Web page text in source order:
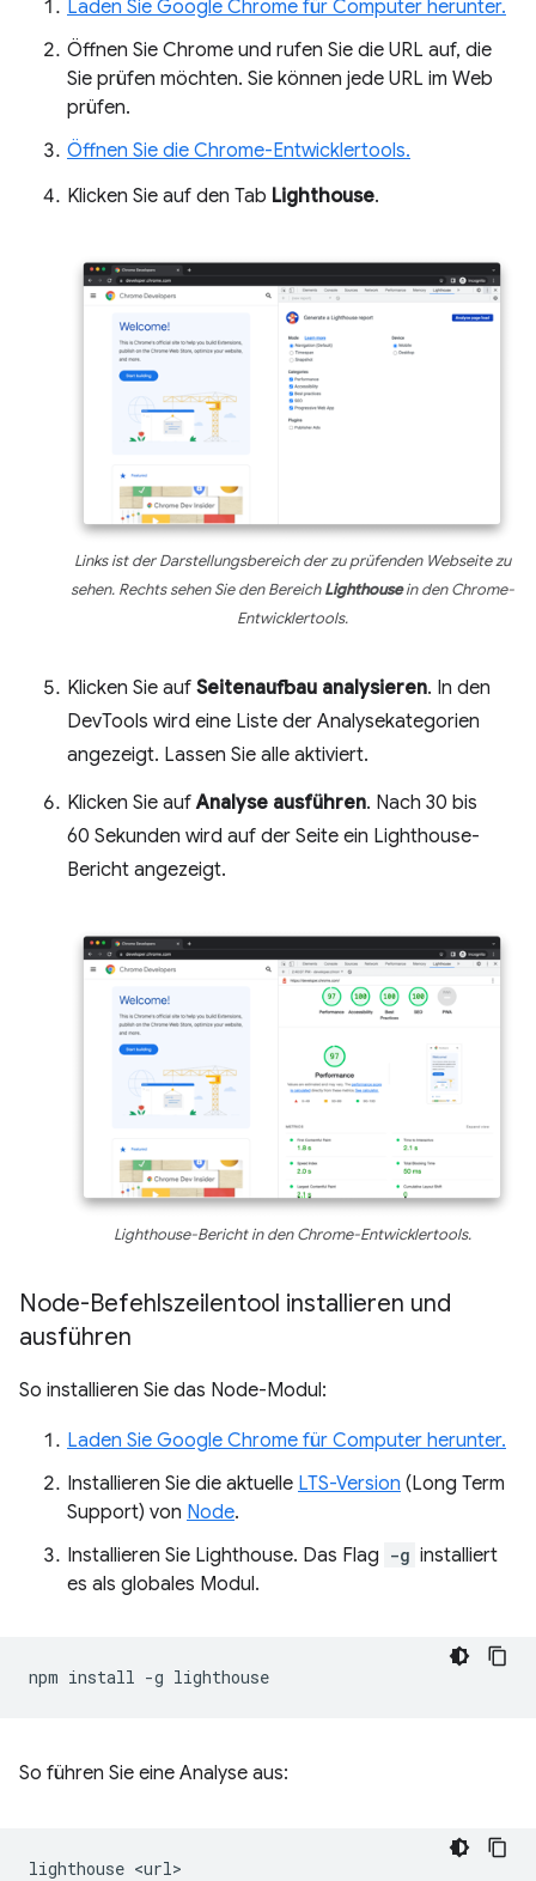
Laden Sie Google Chrome für Computer herunter.
Öffnen Sie Chrome und rufen Sie die URL auf, die
Sie prüfen möchten. Sie können jede URL im Web
prüfen.
Öffnen Sie die Chrome-Entwicklertools.
Klicken Sie auf den Tab Lighthouse.
Links ist der Darstellungsbereich der zu prüfenden Webseite zu
sehen. Rechts sehen Sie den BereichLighthousein den Chrome-
Entwicklertools.
Klicken Sie auf Seitenaufbau analysieren. In den
DevTools wird eine Liste der Analysekategorien
angezeigt. Lassen Sie alle aktiviert.
Klicken Sie aufAnalyse ausführen. Nach 30 bis
60 Sekunden wird auf der Seite ein Lighthouse-
Bericht angezeigt.
Lighthouse-Bericht in den Chrome-Entwicklertools.
Node-Befehlszeilentool installieren und
ausführen
So installieren Sie das Node-Modul:
Laden Sie Google Chrome für Computer herunter.
Installieren Sie die aktuelle LTS-Version (Long Term
Support) von Node.
Installieren Sie Lighthouse. Das Flag -g installiert
es als globales Modul.
npm install -g
So führen Sie eine Analyse aus:
lighthouse